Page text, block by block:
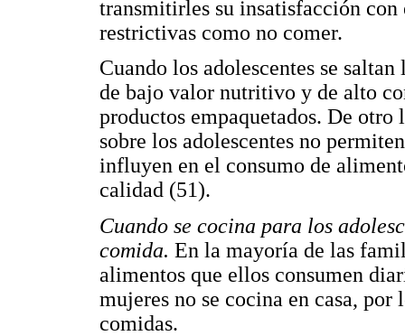
transmitirles su insatisfacción
restrictivas como no comer.
Cuando los adolescentes se
de bajo valor nutritivo y de alto
productos empaquetados. De
sobre los adolescentes no
influyen en el consumo de
calidad (51).
Cuando se cocina para los
comida. En la mayoría de las
alimentos que ellos consumen
mujeres no se cocina en casa,
comidas.